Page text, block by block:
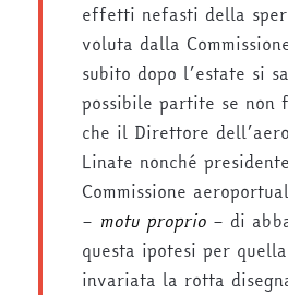
effetti nefasti della
voluta dalla
subito dopo l’estate si
possibile partite se non
che il Direttore
Linate nonché
Commissione
– motu proprio – di
questa ipotesi per
invariata la rotta